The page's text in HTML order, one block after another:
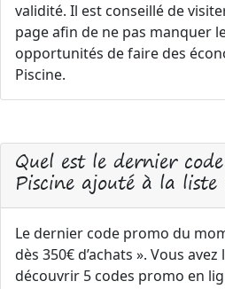
validité. Il est conseillé de
page afin de ne pas manquer
opportunités de faire des
Piscine.
Quel est le dernier
Piscine ajouté à la liste
Le dernier code promo du
dès 350€ d’achats ». Vous
découvrir 5 codes promo en